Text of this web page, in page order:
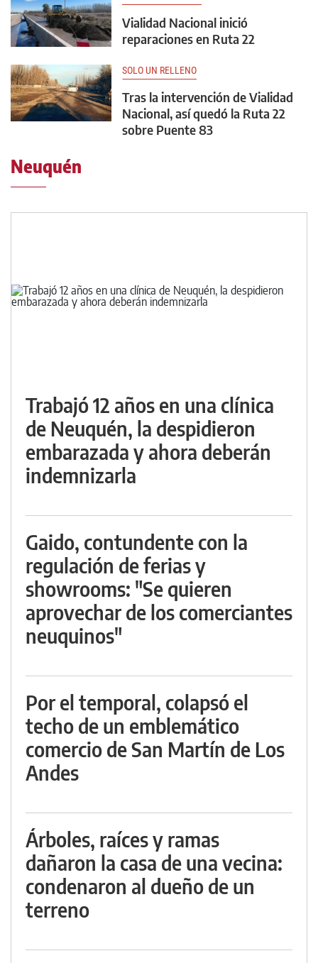
Vialidad Nacional inició
reparaciones en Ruta 22
SOLO UN RELLENO
Tras la intervención de Vialidad
Nacional, así quedó la Ruta 22
sobre Puente 83
Neuquén
Trabajó 12 años en una clínica
de Neuquén, la despidieron
embarazada y ahora deberán
indemnizarla
Gaido, contundente con la
regulación de ferias y
showrooms: "Se quieren
aprovechar de los comerciantes
neuquinos"
Por el temporal, colapsó el
techo de un emblemático
comercio de San Martín de Los
Andes
Árboles, raíces y ramas
dañaron la casa de una vecina:
condenaron al dueño de un
terreno